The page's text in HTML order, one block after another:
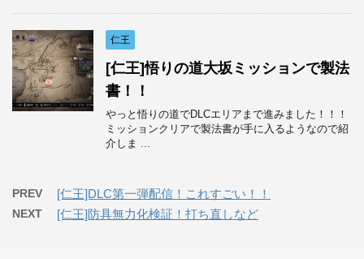
仁王
[仁王]悟りの道大坂ミッションで製法
書！！
やっと悟りの道でDLCエリアまで進みました！！！
ミッションクリアで製法書が手に入るようなので紹
介しま ...
PREV [仁王]DLC第一弾配信！これすごい！！
NEXT [仁王]防具無力化検証！打ち直しなど